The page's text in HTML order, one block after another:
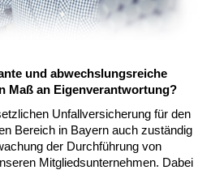
und abwechslungsreiche
Maß an Eigenverantwortung?
Unfallversicherung für den
Bereich in Bayern auch zuständig
der Durchführung von
Mitgliedsunternehmen. Dabei